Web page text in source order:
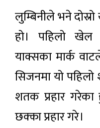
लुम्बिनीले भने
हो। पहिलो खेल
याक्सका मार्क
सिजनमा यो
शतक प्रहार
छक्का प्रहार गरे।